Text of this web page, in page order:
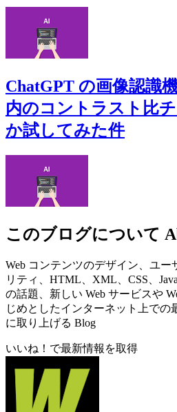
ChatGPT の画像認識
内のコントラスト比
か試してみた件
このブログについて
Web コンテンツのデザイン、ユ
リティ、HTML、XML、CSS、
の話題、新しい Web サービスや
じめとしたインターネット上での
に取り上げる Blog
いいね！で最新情報を取得